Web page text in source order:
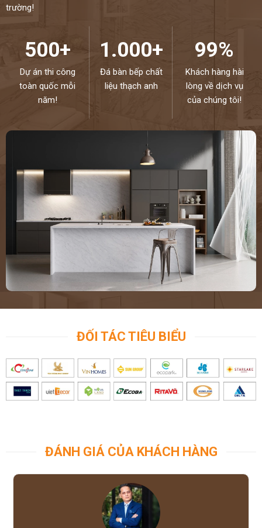
trường!
500+
Dự án thi công
toàn quốc mỗi
năm!
1.000+
Đá bàn bếp chất
liệu thạch anh
99%
Khách hàng hài
lòng về dịch vụ
của chúng tôi!
ĐỐI TÁC TIÊU BIỂU
ĐÁNH GIÁ CỦA KHÁCH HÀNG